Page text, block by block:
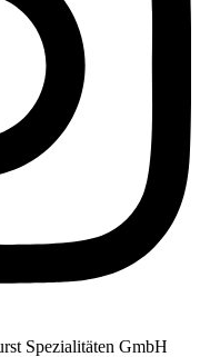
Spezialitäten GmbH